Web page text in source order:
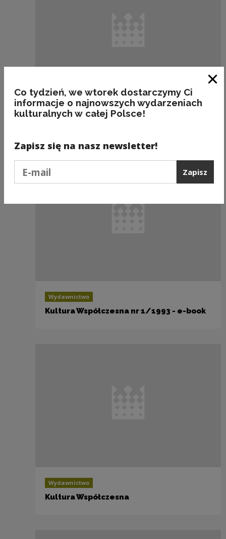
Wydawnictwo
Wydawnictwo
Kultura Współczesna nr 1/1993 - e-book
Wydawnictwo
Kultura Współczesna
Co tydzień, we wtorek dostarczymy Ci
informacje o najnowszych wydarzeniach
kulturalnych w całej Polsce!
Zapisz się na nasz newsletter!
Zapisz